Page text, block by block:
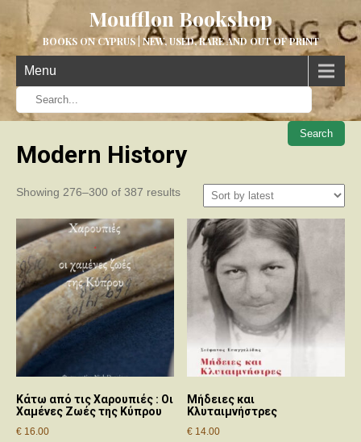
Moufflon Bookshop
BOOKS ON CYPRUS | NEW, USED, RARE AND OUT OF PRINT
Menu
When
Modern History
Showing 276–300 of 387 resultsSorted
latest
Κάτω από τις Χαρουπιές : Οι
Χαμένες Ζωές της Κύπρου
€ 16.00
Μήδειες και
Κλυταιμνήστρες
€ 14.00